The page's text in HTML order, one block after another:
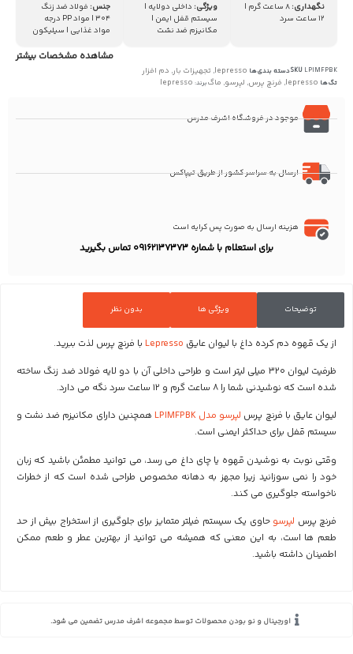
نگهداری:
8 ساعت گرم |
12 ساعت سرد
ویژگی: داخلی دولایه |
سیستم قفل ایمن |
مکانیزم ضد نشت
جنس: فولاد ضد زنگ
304 | مواد PP درجه
مواد غذایی | سیلیکون
مشاهده مشخصات بیشتر
SKU LPIMFPBK دسته بندی‌ها lepresso
, تجهیزات بار, دم افزار
تگ‌ها lepresso
, فرنچ پرس, لپرسو, ماگبرند: lepresso
موجود در فروشگاه اشرف مدرس
ارسال به سراسر کشور از طریق تیپاکس
هزینه ارسال به صورت پس کرایه است
برای استعلام با شماره 09162137373 تماس بگیرید
توضیحات ویژگی ها بدون نظر
از یک قهوه دم کرده داغ با لیوان عایق Lepresso با فرنچ پرس لذت ببرید.
ظرفیت لیوان 320 میلی لیتر است و طراحی داخلی آن با دو لایه فولاد ضد زنگ ساخته
شده است که نوشیدنی شما را 8 ساعت گرم و 12 ساعت سرد نگه می دارد.
لیوان عایق با فرنچ پرس لپرسو مدل LPIMFPBK
همچنین دارای مکانیزم ضد نشت و
سیستم قفل برای حداکثر ایمنی است.
وقتی نوبت به نوشیدن قهوه یا چای داغ می رسد، می توانید مطمئن باشید که زبان
خود را نمی سوزانید زیرا مجهز به دهانه مخصوص طراحی شده است که از خطرات
ناخواسته جلوگیری می کند.
فرنچ پرس لپرسوحاوی یک سیستم فیلتر متمایز برای جلوگیری از استخراج بیش از حد
طعم ها است، به این معنی که همیشه می توانید از بهترین عطر و طعم ممکن
اطمینان داشته باشید.
اورجینال و نو بودن محصولات توسط مجموعه اشرف مدرس تضمین می شود.